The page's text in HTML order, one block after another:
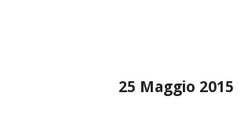
25 Maggio 2015